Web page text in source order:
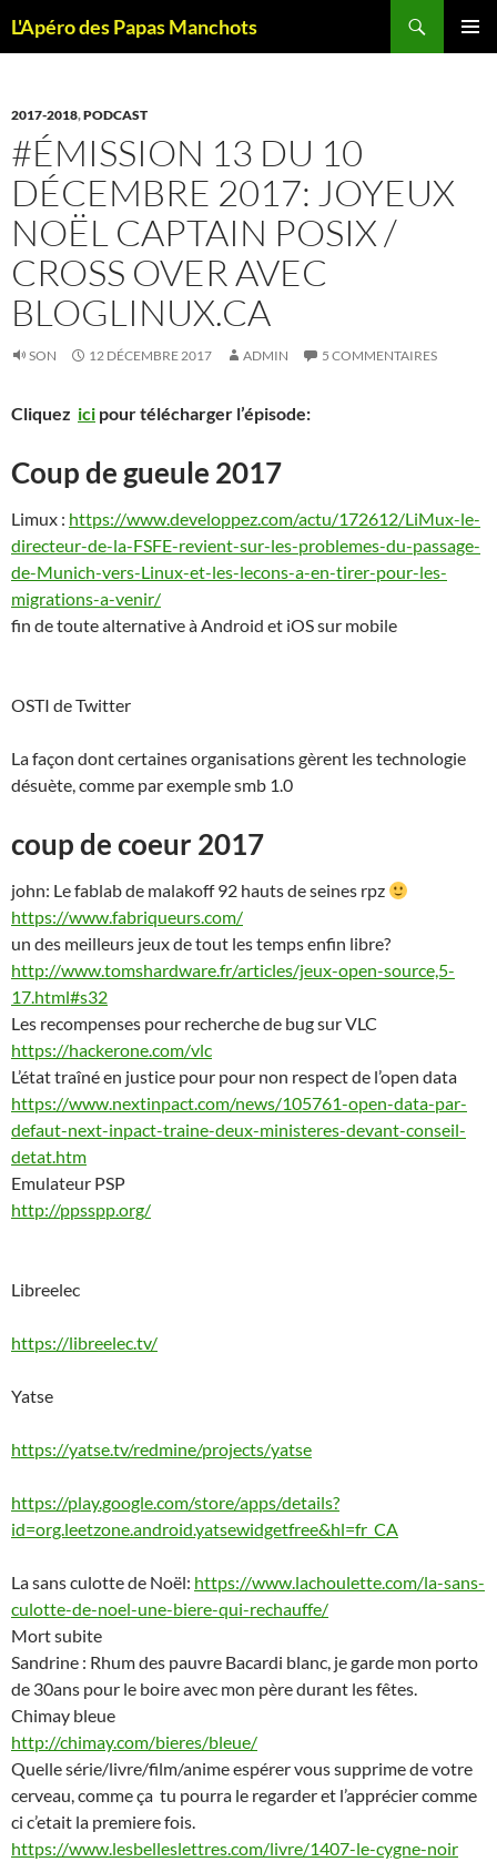
L'Apéro des Papas Manchots
2017-2018,PODCAST
#ÉMISSION 13 DU 10
DÉCEMBRE 2017: JOYEUX
NOËL CAPTAIN POSIX /
CROSS OVER AVEC
BLOGLINUX.CA
SON 12 DÉCEMBRE 2017 ADMIN 5 COMMENTAIRES
Cliquez ici pour télécharger l’épisode:
Coup de gueule 2017
Limux : https://www.developpez.com/actu/172612/LiMux-le-
directeur-de-la-FSFE-revient-sur-les-problemes-du-passage-
de-Munich-vers-Linux-et-les-lecons-a-en-tirer-pour-les-
migrations-a-venir/
fin de toute alternative à Android et iOS sur mobile
OSTI de Twitter
La façon dont certaines organisations gèrent les technologie
désuète, comme par exemple smb 1.0
coup de coeur 2017
john: Le fablab de malakoff 92 hauts de seines rpz
https://www.fabriqueurs.com/
un des meilleurs jeux de tout les temps enfin libre?
http://www.tomshardware.fr/articles/jeux-open-source,5-
17.html#s32
Les recompenses pour recherche de bug sur VLC
https://hackerone.com/vlc
L’état traîné en justice pour pour non respect de l’open data
https://www.nextinpact.com/news/105761-open-data-par-
defaut-next-inpact-traine-deux-ministeres-devant-conseil-
detat.htm
Emulateur PSP
http://ppsspp.org/
Libreelec
https://libreelec.tv/
Yatse
https://yatse.tv/redmine/projects/yatse
https://play.google.com/store/apps/details?
id=org.leetzone.android.yatsewidgetfree&hl=fr_CA
La sans culotte de Noël: https://www.lachoulette.com/la-sans-
culotte-de-noel-une-biere-qui-rechauffe/
Mort subite
Sandrine : Rhum des pauvre Bacardi blanc, je garde mon porto
de 30ans pour le boire avec mon père durant les fêtes.
Chimay bleue
http://chimay.com/bieres/bleue/
Quelle série/livre/film/anime espérer vous supprime de votre
cerveau, comme ça tu pourra le regarder et l’apprécier comme
ci c’etait la premiere fois.
https://www.lesbelleslettres.com/livre/1407-le-cygne-noir